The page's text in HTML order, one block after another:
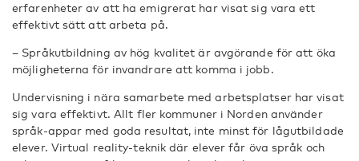
erfarenheter av att ha emigrerat har visat sig vara ett
effektivt sätt att arbeta på.
– Språkutbildning av hög kvalitet är avgörande för att öka
möjligheterna för invandrare att komma i jobb.
Undervisning i nära samarbete med arbetsplatser har visat
sig vara effektivt. Allt fler kommuner i Norden använder
språk-appar med goda resultat, inte minst för lågutbildade
elever. Virtual reality-teknik där elever får öva språk och